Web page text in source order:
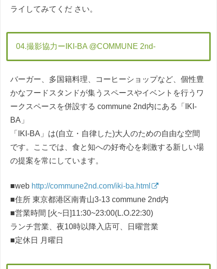
ライしてみてくだ さい。
04.撮影協力ーIKI-BA @COMMUNE 2nd-
バーガー、多国籍料理、コーヒーショップなど、個性豊
かなフードスタンドが集うスペースやイベントを行うワ
ークスペースを併設する commune 2nd内にある「IKI-
BA」
「IKI-BA」は(自立・自律した)大人のための自由な空間
です。ここでは、食と知への好奇心を刺激する新しい場
の提案を常にしています。
■web http://commune2nd.com/iki-ba.html
■住所 東京都港区南青山3-13 commune 2nd内
■営業時間 [火~日]11:30~23:00(L.O.22:30)
ランチ営業、夜10時以降入店可、日曜営業
■定休日 月曜日